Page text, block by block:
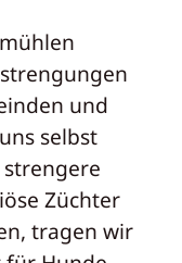
und
selbst
Züchter
tragen wir